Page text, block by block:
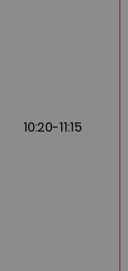
10:20-11:15